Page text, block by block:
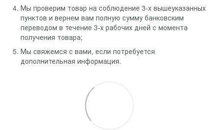
Мы проверим товар на соблюдение 3-х вышеуказанных
пунктов и вернем вам полную сумму банковским
переводом в течение 3-х рабочих дней с момента
получения товара;
Мы свяжемся с вами, если потребуется
дополнительная информация.